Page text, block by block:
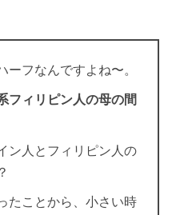
ーフなんですよね〜。
フィリピン人の母の間
ン人とフィリピン人の
たことから、小さい時